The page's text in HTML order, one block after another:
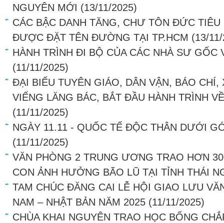
NGUYÊN MỚI (13/11/2025)
CÁC BẬC DANH TĂNG, CHƯ TÔN ĐỨC TIÊU
ĐƯỢC ĐẶT TÊN ĐƯỜNG TẠI TP.HCM (13/
HÀNH TRÌNH ĐI BỘ CỦA CÁC NHÀ SƯ GỐC
(11/11/2025)
ĐẠI BIỂU TUYÊN GIÁO, DÂN VẬN, BÁO CHÍ,
VIẾNG LĂNG BÁC, BẮT ĐẦU HÀNH TRÌNH
(11/11/2025)
NGÀY 11.11 - QUỐC TẾ ĐỘC THÂN DƯỚI
(11/11/2025)
VĂN PHÒNG 2 TRUNG ƯƠNG TRAO HƠN
CON ẢNH HƯỞNG BÃO LŨ TẠI TỈNH THÁI
TAM CHÚC ĐĂNG CAI LỄ HỘI GIAO LƯU
NAM – NHẬT BẢN NĂM 2025 (11/11/2025)
CHÙA KHAI NGUYÊN TRAO HỌC BỔNG